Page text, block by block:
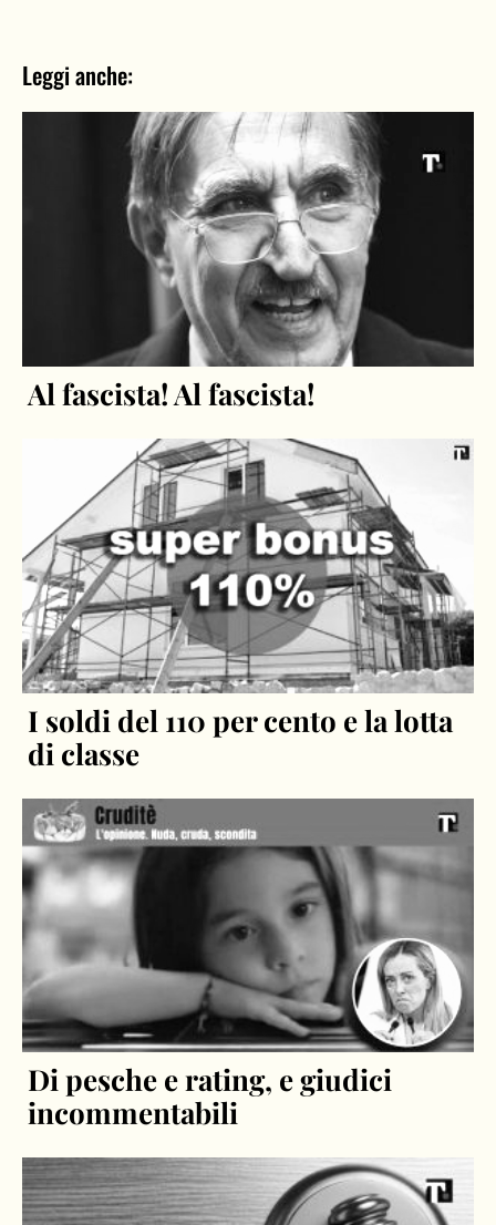
Leggi anche:
Al fascista! Al fascista!
I soldi del 110 per cento e la lotta
di classe
Di pesche e rating, e giudici
incommentabili